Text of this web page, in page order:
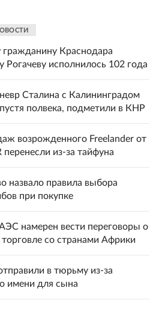
гражданину Краснодара
Рогачеву исполнилось 102 года
Сталина с Калининградом
полвека, подметили в КНР
возрожденного Freelander от
перенесли из-за тайфуна
назвало правила выбора
при покупке
намерен вести переговоры о
со странами Африки
в тюрьму из-за
имени для сына